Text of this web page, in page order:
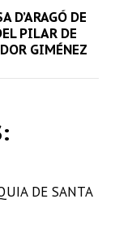
D’ARAGÓ DE
PILAR DE
GIMÉNEZ
DE SANTA